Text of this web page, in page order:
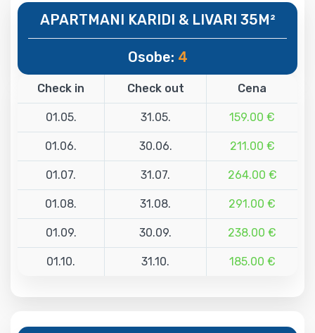
APARTMANI KARIDI & LIVARI 35M²
Osobe: 4
Check in Check out Cena
01.05. 31.05. 159.00 €
01.06. 30.06. 211.00 €
01.07. 31.07. 264.00 €
01.08. 31.08. 291.00 €
01.09. 30.09. 238.00 €
01.10. 31.10. 185.00 €